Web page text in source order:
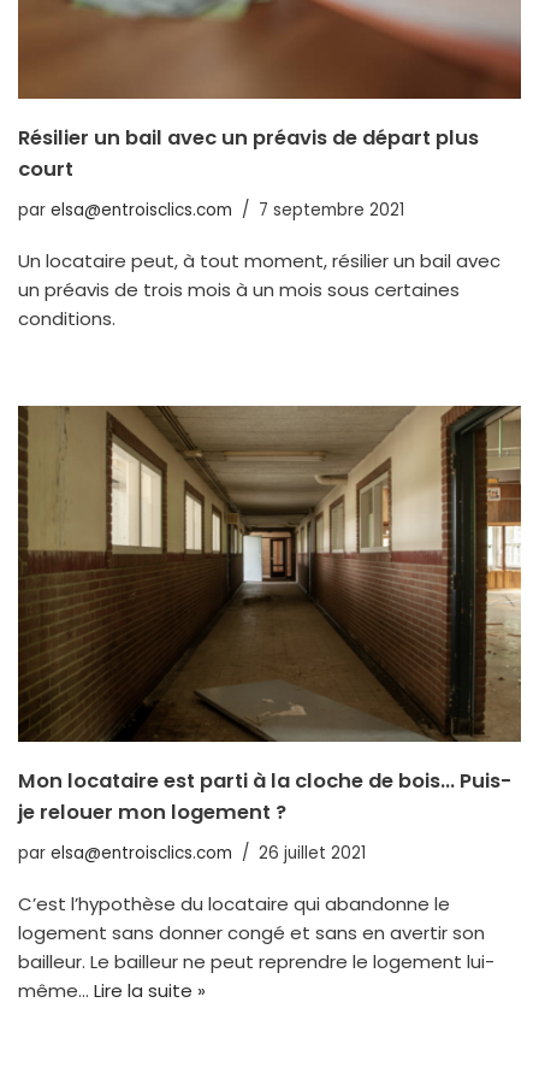
Résilier un bail avec un préavis de départ plus
court
par elsa@entroisclics.com 7 septembre 2021
Un locataire peut, à tout moment, résilier un bail avec
un préavis de trois mois à un mois sous certaines
conditions.
Mon locataire est parti à la cloche de bois… Puis-
je relouer mon logement ?
par elsa@entroisclics.com 26 juillet 2021
C’est l’hypothèse du locataire qui abandonne le
logement sans donner congé et sans en avertir son
bailleur. Le bailleur ne peut reprendre le logement lui-
même… Lire la suite »